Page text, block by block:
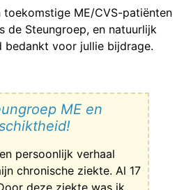
toekomstige ME/CVS-patiënten
de Steungroep, en natuurlijk
bedankt voor jullie bijdrage.